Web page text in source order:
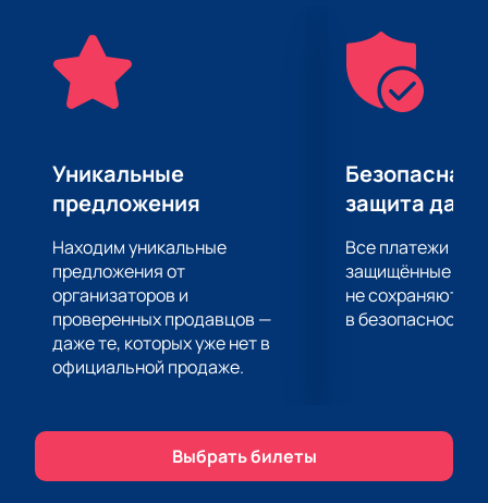
живую. Концерт Aygun Kazimova в Dalga Beach —
это событие, которое нельзя пропустить.
Забронируйте свои места заранее и купите билеты
на нашем сайте, чтобы гарантированно стать
Уникальные
предложения
Находим уникальные
предложения от
организаторов и
проверенных продавцов —
даже те, которых уже нет в
официальной продаже.
Безопасная
защита
Все платежи
защищённые
не сохраняются
в безопасности.
Выбрать билеты